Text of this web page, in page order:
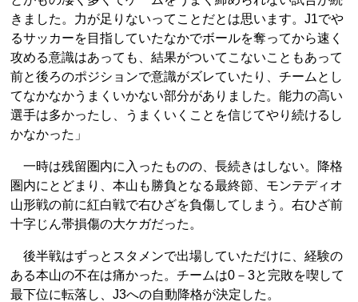
きました。力が足りないってことだとは思います。J1でや
るサッカーを目指していたなかでボールを奪ってから速く
攻める意識はあっても、結果がついてこないこともあって
前と後ろのポジションで意識がズレていたり、チームとし
てなかなかうまくいかない部分がありました。能力の高い
選手は多かったし、うまくいくことを信じてやり続けるし
かなかった」
一時は残留圏内に入ったものの、長続きはしない。降格
圏内にとどまり、本山も勝負となる最終節、モンテディオ
山形戦の前に紅白戦で右ひざを負傷してしまう。右ひざ前
十字じん帯損傷の大ケガだった。
後半戦はずっとスタメンで出場していただけに、経験の
ある本山の不在は痛かった。チームは0－3と完敗を喫して
最下位に転落し、J3への自動降格が決定した。